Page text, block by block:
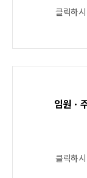
클릭하
임원ㆍ
클릭하